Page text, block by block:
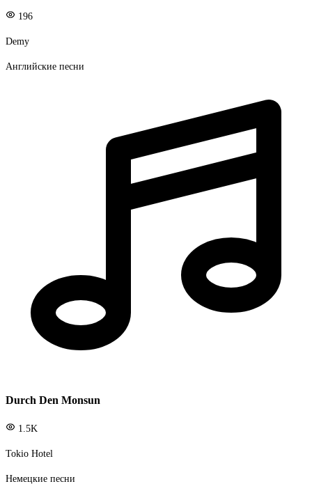
196
Demy
Английские песни
Durch Den Monsun
1.5K
Tokio Hotel
Немецкие песни